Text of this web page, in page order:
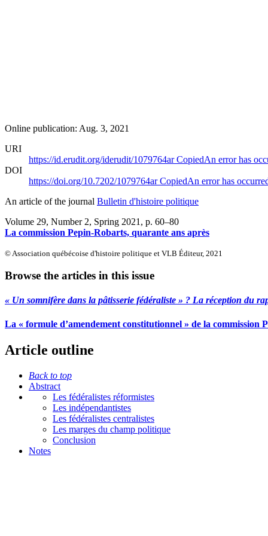
Online publication: Aug. 3, 2021
URI
https://id.erudit.org/iderudit/1079764arCopiedAn error has
DOI
https://doi.org/10.7202/1079764arCopiedAn error has
An article of the journal Bulletin d'histoire politique
Volume 29, Number 2, Spring 2021 , p. 60–80
La commission Pepin-Robarts, quarante ans après
© Association québécoise d'histoire politique et VLB Éditeur, 2021
Browse the articles in this issue
« Un somnifère dans la pâtisserie fédéraliste » ? La réception du
La « formule d’amendement constitutionnel » de la commission
Article outline
Back to top
Abstract
Les fédéralistes réformistes
Les indépendantistes
Les fédéralistes centralistes
Les marges du champ politique
Conclusion
Notes